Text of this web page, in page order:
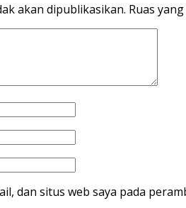
akan dipublikasikan. Ruas
dan situs web saya pada